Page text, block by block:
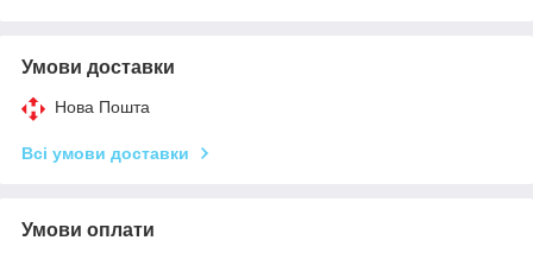
Умови доставки
Нова Пошта
Всі умови доставки
Умови оплати